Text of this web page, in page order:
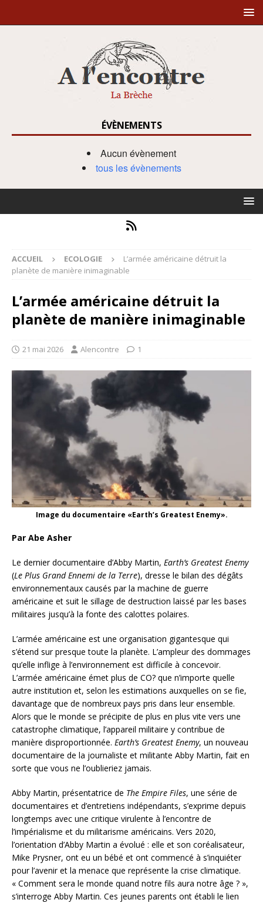
ÉVÈNEMENTS
Aucun évènement
tous les évènements
ACCUEIL ECOLOGIE
L’armée américaine détruit la
planète de manière inimaginable
L’armée américaine détruit la
planète de manière inimaginable
21 mai 2026 Alencontre 1
Image du documentaire «Earth’s Greatest Enemy».
Par Abe Asher
Le dernier documentaire d’Abby Martin, Earth’s Greatest Enemy
(Le Plus Grand Ennemi de la Terre), dresse le bilan des dégâts
environnementaux causés par la machine de guerre
américaine et suit le sillage de destruction laissé par les bases
militaires jusqu’à la fonte des calottes polaires.
L’armée américaine est une organisation gigantesque qui
s’étend sur presque toute la planète. L’ampleur des dommages
qu’elle inflige à l’environnement est difficile à concevoir.
L’armée américaine émet plus de CO? que n’importe quelle
autre institution et, selon les estimations auxquelles on se fie,
davantage que de nombreux pays pris dans leur ensemble.
Alors que le monde se précipite de plus en plus vite vers une
catastrophe climatique, l’appareil militaire y contribue de
manière disproportionnée. Earth’s Greatest Enemy, un nouveau
documentaire de la journaliste et militante Abby Martin, fait en
sorte que vous ne l’oublieriez jamais.
Abby Martin, présentatrice de The Empire Files, une série de
documentaires et d’entretiens indépendants, s’exprime depuis
longtemps avec une critique virulente à l’encontre de
l’impérialisme et du militarisme américains. Vers 2020,
l’orientation d’Abby Martin a évolué : elle et son coréalisateur,
Mike Prysner, ont eu un bébé et ont commencé à s’inquiéter
pour l’avenir et la menace que représente la crise climatique.
« Comment sera le monde quand notre fils aura notre âge ? »,
s’interroge Abby Martin. Ces jeunes parents ont établi le lien